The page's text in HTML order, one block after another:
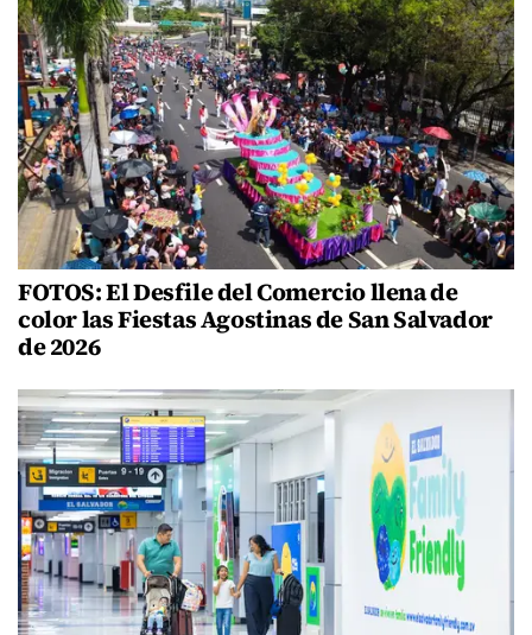
FOTOS: El Desfile del Comercio llena de
color las Fiestas Agostinas de San Salvador
de 2026